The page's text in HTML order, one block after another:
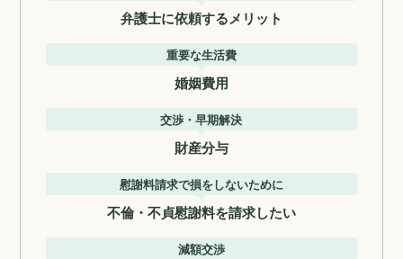
弁護士に依頼するメリット
重要な生活費
婚姻費用
交渉・早期解決
財産分与
慰謝料請求で損をしないために
不倫・不貞慰謝料を請求したい
減額交渉